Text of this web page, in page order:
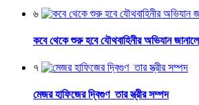
৬
কবে থেকে শুরু হবে যৌথবাহিনীর অভিযান
৭
মেজর হাফিজের দ্বিগুণ তার স্ত্রীর সম্পদ